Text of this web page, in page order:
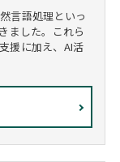
言語処理といっ
ました。これら
援に加え、AI活